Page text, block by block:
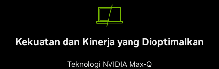
Kekuatan dan Kinerja yang Dioptimalkan
Teknologi NVIDIA Max-Q